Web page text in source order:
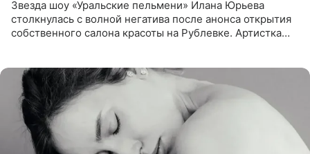
Звезда шоу «Уральские пельмени» Илана Юрьева
столкнулась с волной негатива после анонса открытия
собственного салона красоты на Рублевке. Артистка